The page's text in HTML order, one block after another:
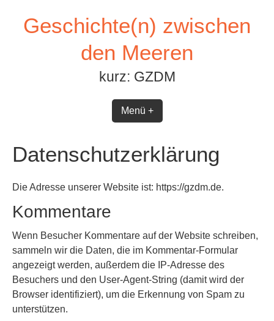
springenGeschichte(n) zwischen
den Meeren
kurz: GZDM
Menü +
Datenschutzerklärung
Die Adresse unserer Website ist: https://gzdm.de.
Kommentare
Wenn Besucher Kommentare auf der Website schreiben,
sammeln wir die Daten, die im Kommentar-Formular
angezeigt werden, außerdem die IP-Adresse des
Besuchers und den User-Agent-String (damit wird der
Browser identifiziert), um die Erkennung von Spam zu
unterstützen.